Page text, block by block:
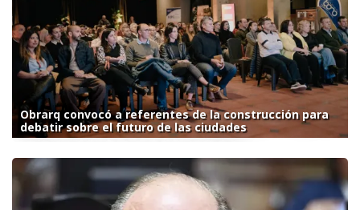
Obrarq convocó a referentes de la construcción para
debatir sobre el futuro de las ciudades